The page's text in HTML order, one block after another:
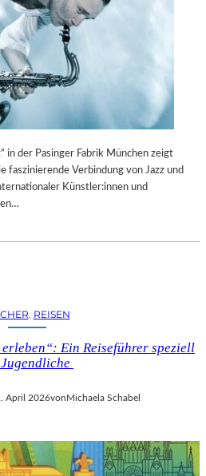
in der Pasinger Fabrik München zeigt
faszinierende Verbindung von Jazz und
Künstler:innen und
REISEN
Ein Reiseführer speziell
April 2026vonMichaela Schabel